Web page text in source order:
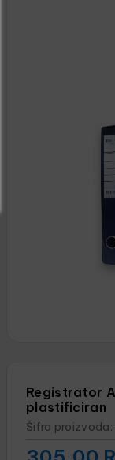
Registrator
plastificiran
Šifra proizvoda: